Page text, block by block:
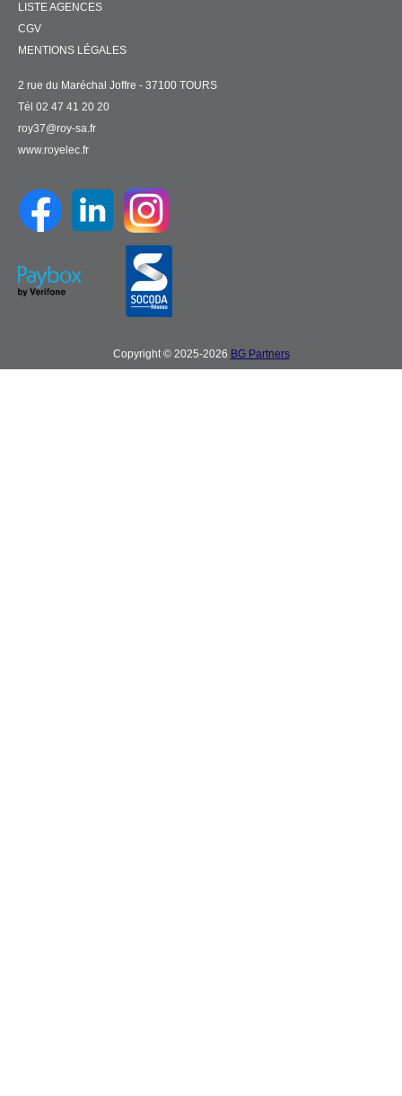
LISTE AGENCES
CGV
MENTIONS LÉGALES
2 rue du Maréchal Joffre - 37100 TOURS
Tél 02 47 41 20 20
roy37@roy-sa.fr
www.royelec.fr
Copyright © 2025-2026 BG Partners